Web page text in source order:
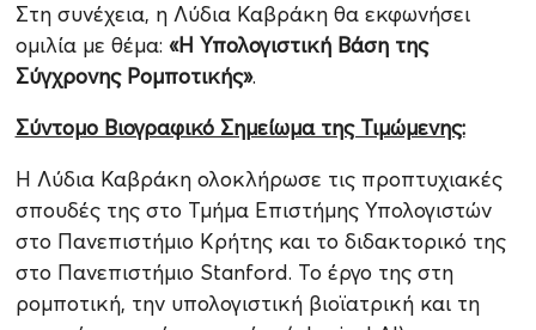
Στη συνέχεια, η Λύδια Καβράκη θα εκφωνήσει
ομιλία με θέμα: «Η Υπολογιστική Βάση της
Σύγχρονης Ρομποτικής».
Σύντομο Βιογραφικό Σημείωμα της Τιμώμενης:
Η Λύδια Καβράκη ολοκλήρωσε τις προπτυχιακές
σπουδές της στο Τμήμα Επιστήμης Υπολογιστών
στο Πανεπιστήμιο Κρήτης και το διδακτορικό της
στο Πανεπιστήμιο Stanford. Το έργο της στη
ρομποτική, την υπολογιστική βιοϊατρική και τη